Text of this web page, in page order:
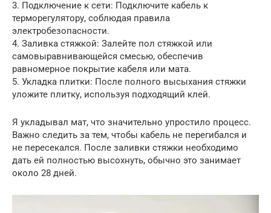
3. Подключение к сети: Подключите кабель к
терморегулятору, соблюдая правила
электробезопасности.
4. Заливка стяжкой: Залейте пол стяжкой или
самовыравнивающейся смесью, обеспечив
равномерное покрытие кабеля или мата.
5. Укладка плитки: После полного высыхания стяжки
уложите плитку, используя подходящий клей.
Я укладывал мат, что значительно упростило процесс.
Важно следить за тем, чтобы кабель не перегибался и
не пересекался. После заливки стяжки необходимо
дать ей полностью высохнуть, обычно это занимает
около 28 дней.